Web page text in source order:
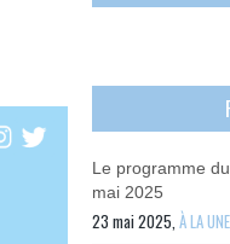
Le programme
mai 2025
23 mai 2025,À LA UNE